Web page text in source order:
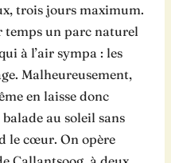
trois jours maximum.
temps un parc naturel
à l’air sympa : les
Malheureusement,
en laisse donc
au soleil sans
le cœur. On opère